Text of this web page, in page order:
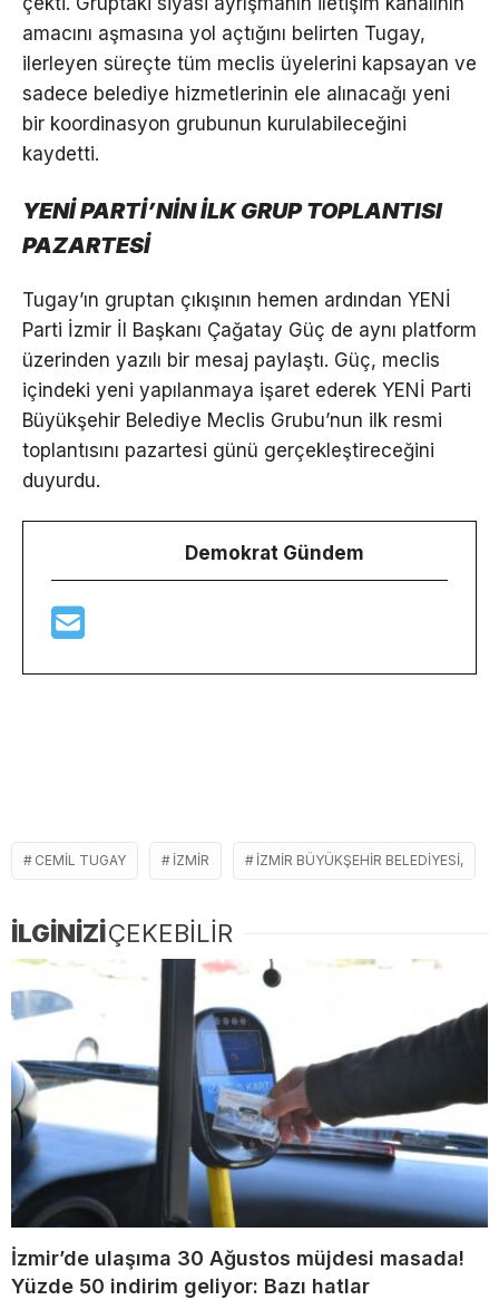
amacını aşmasına yol açtığını belirten Tugay,
ilerleyen süreçte tüm meclis üyelerini kapsayan ve
sadece belediye hizmetlerinin ele alınacağı yeni
bir koordinasyon grubunun kurulabileceğini
kaydetti.
YENİ PARTİ’NİN İLK GRUP TOPLANTISI
PAZARTESİ
Tugay’ın gruptan çıkışının hemen ardından YENİ
Parti İzmir İl Başkanı Çağatay Güç de aynı platform
üzerinden yazılı bir mesaj paylaştı. Güç, meclis
içindeki yeni yapılanmaya işaret ederek YENİ Parti
Büyükşehir Belediye Meclis Grubu’nun ilk resmi
toplantısını pazartesi günü gerçekleştireceğini
duyurdu.
Demokrat Gündem
CEMIL TUGAY İZMIR İZMIR BÜYÜKŞEHIR BELEDIYESI,
İLGİNİZİÇEKEBİLİR
İzmir’de ulaşıma 30 Ağustos müjdesi masada!
Yüzde 50 indirim geliyor: Bazı hatlar